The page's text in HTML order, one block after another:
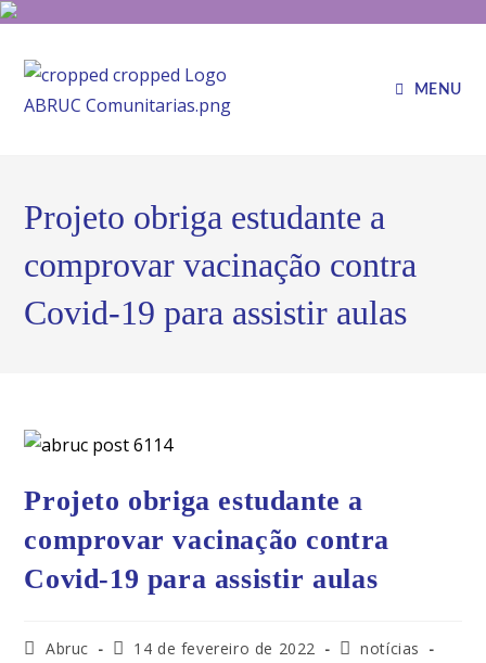
MENU
Projeto obriga estudante a
comprovar vacinação contra
Covid-19 para assistir aulas
Projeto obriga estudante a
comprovar vacinação contra
Covid-19 para assistir aulas
Abruc 14 de fevereiro de 2022
notícias